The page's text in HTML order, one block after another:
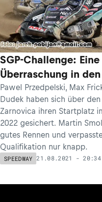
SGP-Challenge:
Überraschung in den
Pawel Przedpelski, Max
Dudek haben sich über
Zarnovica ihren Startplatz
2022 gesichert. Martin
gutes Rennen und
Qualifikation nur knapp.
SPEEDWAY 21.08.2021 - 20:34